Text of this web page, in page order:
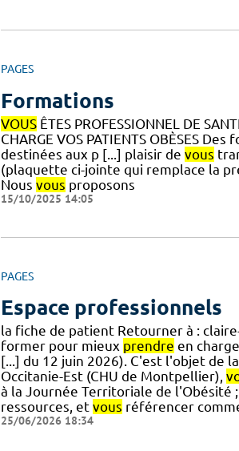
PAGES
Formations
VOUSÊTES PROFESSIONNEL DE
CHARGE VOS PATIENTS OBÈSES
destinées aux p [...] plaisir de vous
(plaquette ci-jointe qui remplace la
Nous vous proposons
15/10/2025 14:05
PAGES
Espace professionnels
la fiche de patient Retourner à :
former pour mieux prendre en
[...] du 12 juin 2026). C'est l'objet de
Occitanie-Est (CHU de Montpellier),
à la Journée Territoriale de l'Obésité
ressources, et vous référencer
25/06/2026 18:34